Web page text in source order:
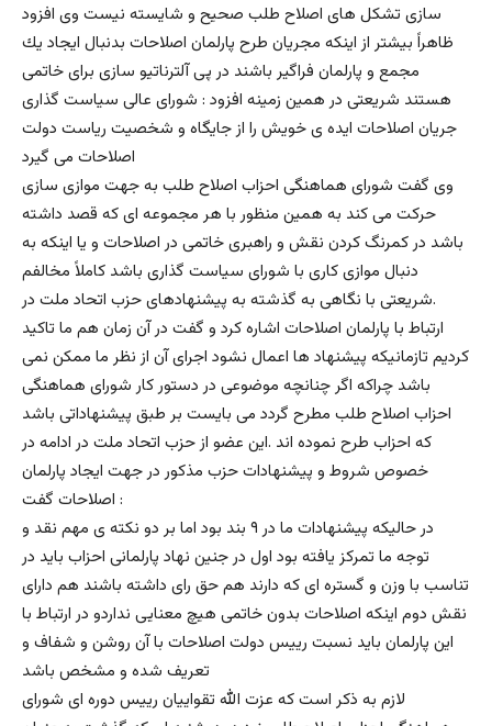
سازى تشكل هاى اصلاح طلب صحيح و شايسته نيست وی افزود
ظاهراً بيشتر از اينكه مجريان طرح پارلمان اصلاحات بدنبال ايجاد يك
مجمع و پارلمان فراگير باشند در پى آلترناتيو سازى براى خاتمى
هستند شريعتى در همين زمينه افزود : شوراى عالى سياست گذارى
جريان اصلاحات ايده ى خويش را از جايگاه و شخصيت رياست دولت
اصلاحات مى گيرد
وی گفت شوراى هماهنگى احزاب اصلاح طلب به جهت موازى سازى
حركت مى كند به همين منظور با هر مجموعه اى كه قصد داشته
باشد در كمرنگ كردن نقش و راهبرى خاتمى در اصلاحات و يا اينكه به
دنبال موازى كارى با شوراى سياست گذارى باشد كاملاً مخالفم
.شريعتى با نگاهى به گذشته به پيشنهادهاى حزب اتحاد ملت در
ارتباط با پارلمان اصلاحات اشاره كرد و گفت در آن زمان هم ما تاكيد
كرديم تازمانيكه پيشنهاد ها اعمال نشود اجراى آن از نظر ما ممكن نمى
باشد چراكه اگر چنانچه موضوعى در دستور كار شوراى هماهنگى
احزاب اصلاح طلب مطرح گردد مى بايست بر طبق پيشنهاداتى باشد
كه احزاب طرح نموده اند .اين عضو از حزب اتحاد ملت در ادامه در
خصوص شروط و پيشنهادات حزب مذكور در جهت ايجاد پارلمان
اصلاحات گفت :
در حاليكه پيشنهادات ما در ٩ بند بود اما بر دو نكته ى مهم نقد و
توجه ما تمركز يافته بود اول در جنين نهاد پارلمانى احزاب بايد در
تناسب با وزن و گستره اى كه دارند هم حق راى داشته باشند هم داراى
نقش دوم اينكه اصلاحات بدون خاتمى هيچ معنايى نداردو در ارتباط با
اين پارلمان بايد نسبت رييس دولت اصلاحات با آن روشن و شفاف و
تعريف شده و مشخص باشد
لازم به ذکر است که عزت الله تقواييان رييس دوره اى شوراى